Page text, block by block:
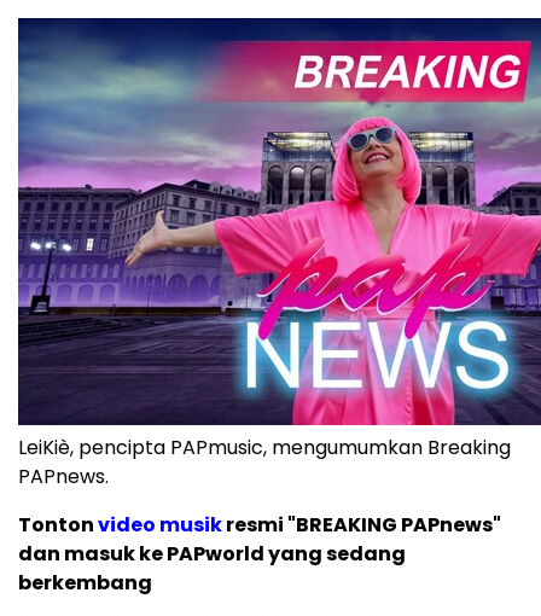
LeiKiè, pencipta PAPmusic, mengumumkan Breaking
PAPnews.
Tontonvideo musikresmi "BREAKING PAPnews"
dan masuk ke PAPworld yang sedang
berkembang